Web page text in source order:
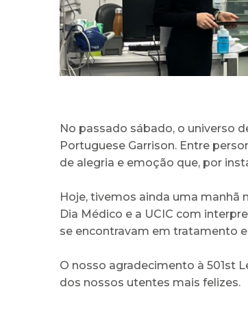
No passado sábado, o universo
Portuguese Garrison. Entre
de alegria e emoção que, por
Hoje, tivemos ainda uma manhã
Dia Médico e a UCIC com
se encontravam em tratamento
O nosso agradecimento à 501st
dos nossos utentes mais felizes.